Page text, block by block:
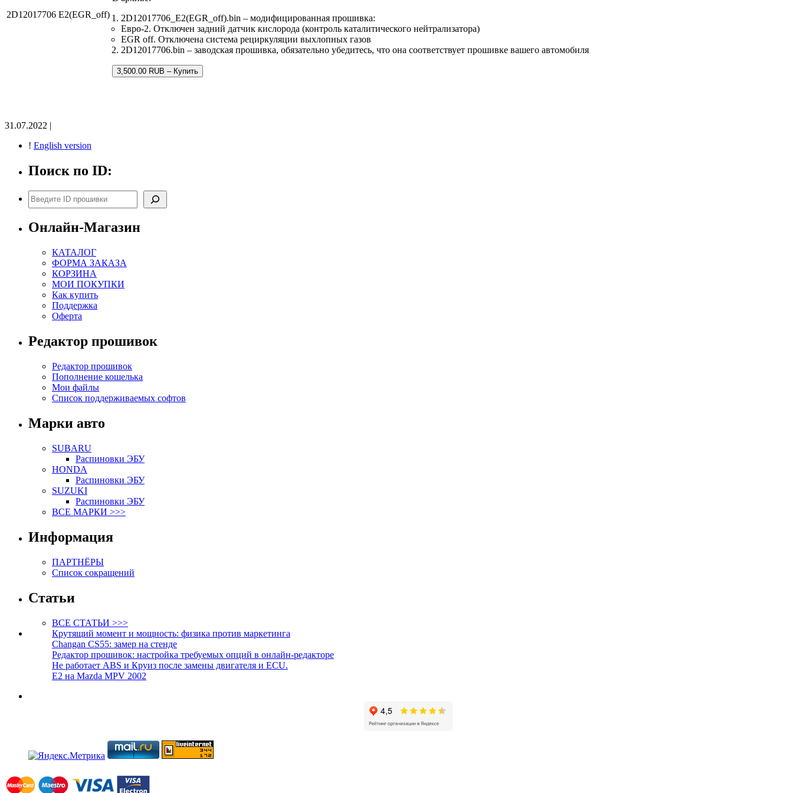
2D12017706 E2(EGR_off)
2D12017706_E2(EGR_off).bin – модифицированная прошивка:
Евро-2. Отключен задний датчик кислорода (контроль каталитического нейтрализатора)
EGR off. Отключена система рециркуляции выхлопных газов
2D12017706.bin – заводская прошивка, обязательно убедитесь, что она соответствует прошивке вашего автомобиля
3,500.00 RUB – Купить
31.07.2022 |
! English version
Поиск по ID:
Поиск
Онлайн-Магазин
КАТАЛОГ
ФОРМА ЗАКАЗА
КОРЗИНА
МОИ ПОКУПКИ
Как купить
Поддержка
Оферта
Редактор прошивок
Редактор прошивок
Пополнение кошелька
Мои файлы
Список поддерживаемых софтов
Марки авто
SUBARU
Распиновки ЭБУ
HONDA
Распиновки ЭБУ
SUZUKI
Распиновки ЭБУ
ВСЕ МАРКИ >>>
Информация
ПАРТНЁРЫ
Список сокращений
Статьи
ВСЕ СТАТЬИ >>>
Крутящий момент и мощность: физика против маркетинга
Changan CS55: замер на стенде
Редактор прошивок: настройка требуемых опций в онлайн-редакторе
Не работает ABS и Круиз после замены двигателя и ECU.
E2 на Mazda MPV 2002